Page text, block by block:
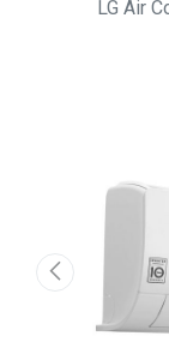
LG Air